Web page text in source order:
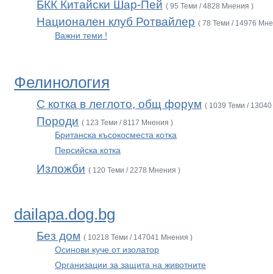
БКК Китайски Шар-Пей ( 95 Теми / 4828 Мнения )
Национален клуб Ротвайлер ( 78 Теми / 14976
Важни теми !
Фелинология
С котка в леглото, общ форум ( 1039 Теми /
Породи ( 123 Теми / 8117 Мнения )
Британска късокосместа котка
Персийска котка
Изложби ( 120 Теми / 2278 Мнения )
dailapa.dog.bg
Без дом ( 10218 Теми / 147041 Мнения )
Осинови куче от изолатор
Организации за защита на животните